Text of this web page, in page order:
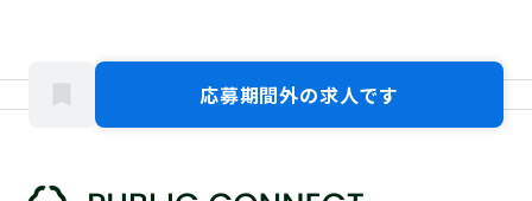
応募期間外の求人です